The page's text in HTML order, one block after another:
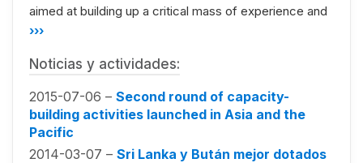
aimed at building up a critical mass of experience and
›››
Noticias y actividades:
2015-07-06 – Second round of capacity-
building activities launched in Asia and the
Pacific
2014-03-07 – Sri Lanka y Bután mejor dotados